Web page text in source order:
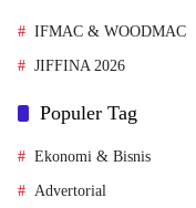
IFMAC & WOODMAC
JIFFINA 2026
Populer Tag
Ekonomi & Bisnis
Advertorial